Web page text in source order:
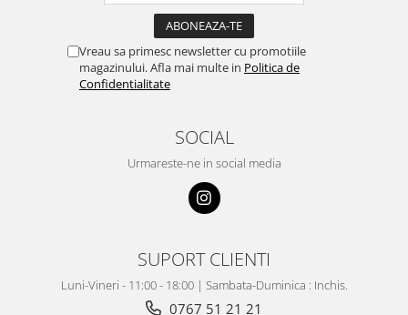
Vreau sa primesc newsletter cu promotiile
magazinului. Afla mai multe in Politica de
Confidentialitate
SOCIAL
Urmareste-ne in social media
SUPORT CLIENTI
Luni-Vineri - 11:00 - 18:00 | Sambata-Duminica : Inchis.
0767 51 21 21